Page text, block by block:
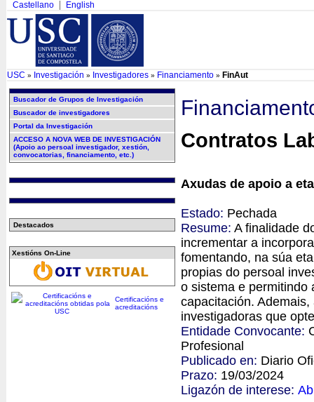
Castellano English
USC » Investigación » Investigadores » Financiamento » FinAut
Buscador de Grupos de Investigación
Buscador de investigadores
Portal da Investigación
ACCESO A NOVA WEB DE INVESTIGACIÓN
(Apoio ao persoal investigador, xestión,
convocatorias, financiamento, etc.)
Destacados
Xestións On-Line
Certificacións e
acreditacións
Contratos
Axudas de apoio a
Estado: Pechada
Resume: A finalidade
incrementar a
fomentando, na súa
propias do persoal
o sistema e permitindo
capacitación.
investigadoras que
Entidade Convocante:
Profesional
Publicado en: Diario
Prazo: 19/03/2024
Ligazón de interese: